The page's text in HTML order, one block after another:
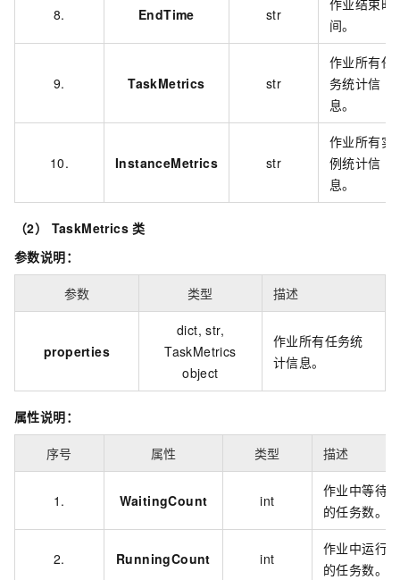
8. EndTime str
作业结束时
间。
9. TaskMetrics str
作业所有任
务统计信
息。
10. InstanceMetrics str
作业所有实
例统计信
息。
（2） TaskMetrics 类
参数说明：
参数 类型 描述
properties
dict, str,
TaskMetrics
object
作业所有任务统
计信息。
属性说明：
序号 属性 类型 描述
1. WaitingCount int
作业中等待
的任务数。
2. RunningCount int
作业中运行
的任务数。